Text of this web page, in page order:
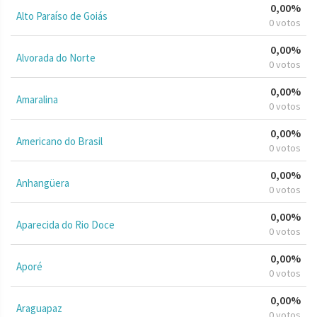
Alto Paraíso de Goiás
0,00%
0 votos
Alvorada do Norte
0,00%
0 votos
Amaralina
0,00%
0 votos
Americano do Brasil
0,00%
0 votos
Anhangüera
0,00%
0 votos
Aparecida do Rio Doce
0,00%
0 votos
Aporé
0,00%
0 votos
Araguapaz
0,00%